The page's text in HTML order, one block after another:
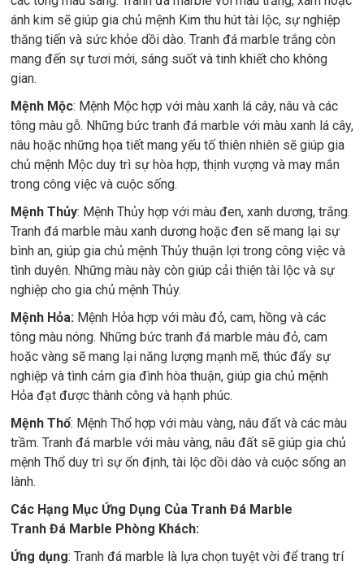
ánh kim sẽ giúp gia chủ mệnh Kim thu hút tài lộc, sự nghiệp
thăng tiến và sức khỏe dồi dào. Tranh đá marble trắng còn
mang đến sự tươi mới, sáng suốt và tinh khiết cho không
gian.
Mệnh Mộc: Mệnh Mộc hợp với màu xanh lá cây, nâu và các
tông màu gỗ. Những bức tranh đá marble với màu xanh lá cây,
nâu hoặc những họa tiết mang yếu tố thiên nhiên sẽ giúp gia
chủ mệnh Mộc duy trì sự hòa hợp, thịnh vượng và may mắn
trong công việc và cuộc sống.
Mệnh Thủy: Mệnh Thủy hợp với màu đen, xanh dương, trắng.
Tranh đá marble màu xanh dương hoặc đen sẽ mang lại sự
bình an, giúp gia chủ mệnh Thủy thuận lợi trong công việc và
tình duyên. Những màu này còn giúp cải thiện tài lộc và sự
nghiệp cho gia chủ mệnh Thủy.
Mệnh Hỏa: Mệnh Hỏa hợp với màu đỏ, cam, hồng và các
tông màu nóng. Những bức tranh đá marble màu đỏ, cam
hoặc vàng sẽ mang lại năng lượng mạnh mẽ, thúc đẩy sự
nghiệp và tình cảm gia đình hòa thuận, giúp gia chủ mệnh
Hỏa đạt được thành công và hạnh phúc.
Mệnh Thổ: Mệnh Thổ hợp với màu vàng, nâu đất và các màu
trầm. Tranh đá marble với màu vàng, nâu đất sẽ giúp gia chủ
mệnh Thổ duy trì sự ổn định, tài lộc dồi dào và cuộc sống an
lành.
Các Hạng Mục Ứng Dụng Của Tranh Đá Marble
Tranh Đá Marble Phòng Khách:
Ứng dụng: Tranh đá marble là lựa chọn tuyệt vời để trang trí